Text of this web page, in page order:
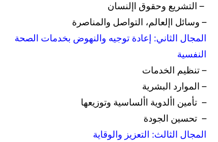
– التشريع وحقوق اإلنسان
– وسائل اإلعالم، التواصل والمناصرة
المجال الثاني: إعادة توجيه والنهوض بخدمات الصحة
النفسية
– تنظيم الخدمات
– الموارد البشرية
– تأمين األدوية األساسية وتوزيعها
– تحسين الجودة
المجال الثالث: التعزيز والوقاية